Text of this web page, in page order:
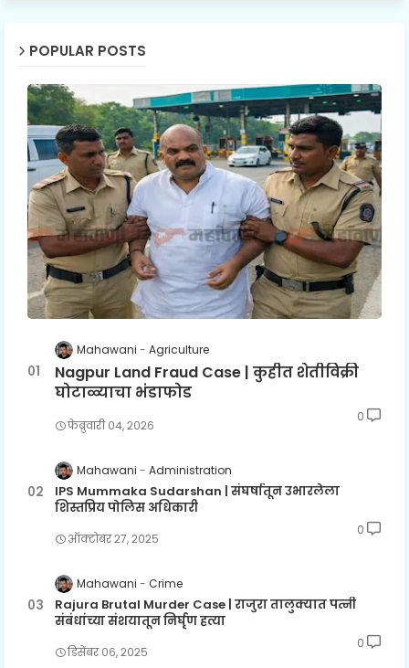
POPULAR POSTS
Mahawani Agriculture
Nagpur Land Fraud Case | कुहीत शेतीविक्री
घोटाळ्याचा भंडाफोड
फेब्रुवारी ०४, २०२६
0
Mahawani Administration
IPS Mummaka Sudarshan | संघर्षातून उभारलेला
शिस्तप्रिय पोलिस अधिकारी
ऑक्टोबर २७, २०२५
0
Mahawani Crime
Rajura Brutal Murder Case | राजुरा तालुक्यात पत्नी
संबंधांच्या संशयातून निर्घृण हत्या
डिसेंबर ०६, २०२५
0